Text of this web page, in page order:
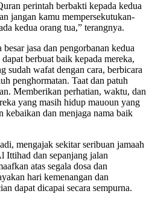
perintah berbakti kepada kedua
jangan kamu mempersekutukan-
kedua orang tua,” terangnya.
jasa dan pengorbanan kedua
berbuat baik kepada mereka,
sudah wafat dengan cara, berbicara
penghormatan. Taat dan patuh
Memberikan perhatian, waktu, dan
yang masih hidup mauoun yang
kebaikan dan menjaga nama baik
mengajak sekitar seribuan jamaah
Ittihad dan sepanjang jalan
atas segala dosa dan
hari kemenangan dan
dapat dicapai secara sempurna.